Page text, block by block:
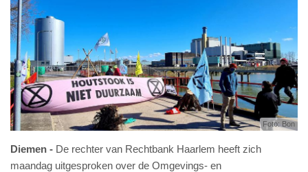
Foto: Bon
Diemen
De rechter van Rechtbank Haarlem heeft zich
maandag uitgesproken over de Omgevings- en